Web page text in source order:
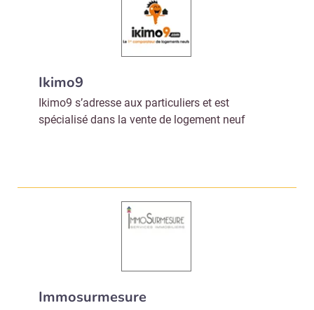
Ikimo9
Ikimo9 s’adresse aux particuliers et est
spécialisé dans la vente de logement neuf
Immosurmesure
Valider
Non merci, je reçois déjà
!
tard